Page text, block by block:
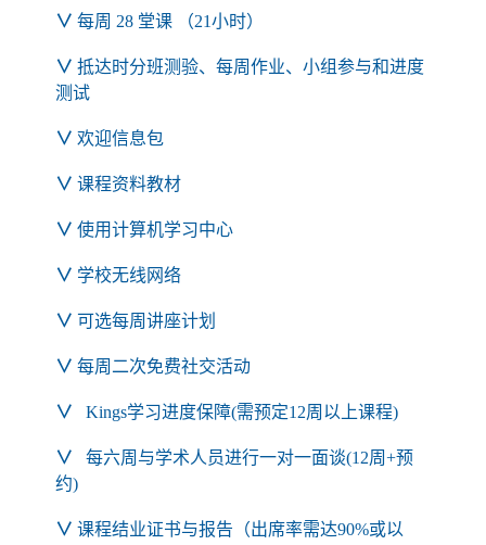
∨ 每周 28 堂课 （21小时）
∨ 抵达时分班测验、每周作业、小组参与和进度
测试
∨ 欢迎信息包
∨ 课程资料教材
∨ 使用计算机学习中心
∨ 学校无线网络
∨ 可选每周讲座计划
∨ 每周二次免费社交活动
∨ Kings学习进度保障(需预定12周以上课程)
∨ 每六周与学术人员进行一对一面谈(12周+预
约)
∨ 课程结业证书与报告（出席率需达90%或以